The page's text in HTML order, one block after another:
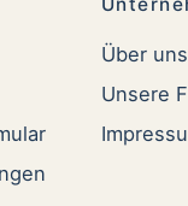
Über uns
Unsere